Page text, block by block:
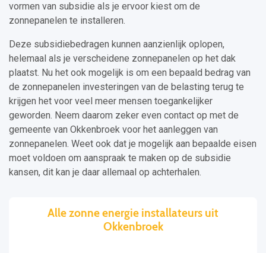
vormen van subsidie als je ervoor kiest om de
zonnepanelen te installeren.
Deze subsidiebedragen kunnen aanzienlijk oplopen,
helemaal als je verscheidene zonnepanelen op het dak
plaatst. Nu het ook mogelijk is om een bepaald bedrag van
de zonnepanelen investeringen van de belasting terug te
krijgen het voor veel meer mensen toegankelijker
geworden. Neem daarom zeker even contact op met de
gemeente van Okkenbroek voor het aanleggen van
zonnepanelen. Weet ook dat je mogelijk aan bepaalde eisen
moet voldoen om aanspraak te maken op de subsidie
kansen, dit kan je daar allemaal op achterhalen.
Alle zonne energie installateurs uit
Okkenbroek